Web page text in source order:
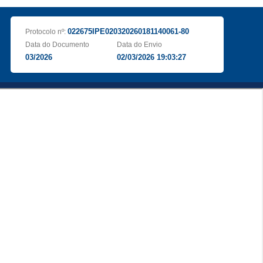
Protocolo nº: 022675IPE020320260181140061-80
Data do Documento
03/2026
Data do Envio
02/03/2026 19:03:27